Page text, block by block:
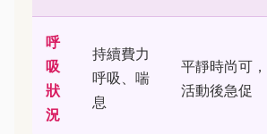
呼
吸
狀
況
持續費力
呼吸、喘
息
平靜時尚可，
活動後急促